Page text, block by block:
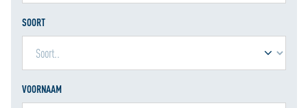
SOORT
VOORNAAM